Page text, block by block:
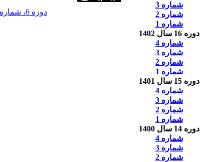
شماره 3
شماره 2
شماره 1
دوره 16 سال 1402
شماره 4
شماره 3
شماره 2
شماره 1
دوره 15 سال 1401
شماره 4
شماره 3
شماره 2
شماره 1
دوره 14 سال 1400
شماره 4
شماره 3
شماره 2
دوره 6، شماره 1 - ( فصل‌نامه علمي-ترويجي ايمني زيستي؛ دوره ششم؛ شماره اول، 1392 )